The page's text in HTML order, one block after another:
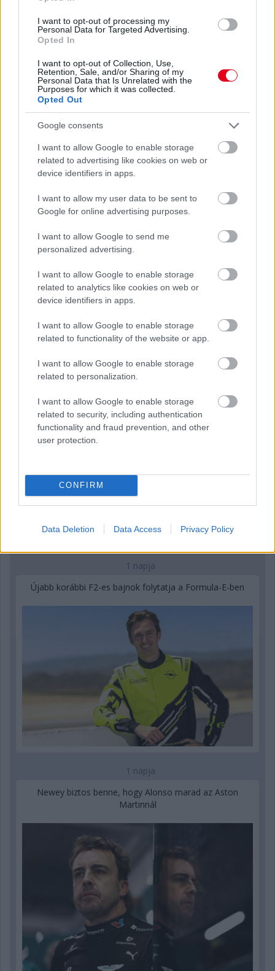
I want to opt-out of processing my
Personal Data for Targeted Advertising.
Opted In
I want to opt-out of Collection, Use,
Retention, Sale, and/or Sharing of my
Personal Data that Is Unrelated with the
Purposes for which it was collected.
Opted Out
Google consents
I want to allow Google to enable storage
related to advertising like cookies on web or
device identifiers in apps.
I want to allow my user data to be sent to
Google for online advertising purposes.
I want to allow Google to send me
personalized advertising.
I want to allow Google to enable storage
related to analytics like cookies on web or
device identifiers in apps.
I want to allow Google to enable storage
related to functionality of the website or app.
I want to allow Google to enable storage
related to personalization.
I want to allow Google to enable storage
related to security, including authentication
functionality and fraud prevention, and other
user protection.
CONFIRM
Data Deletion Data Access Privacy Policy
Megvan, mikor kezdődik az F1-es Bahreini Nagydíj
1 napja
Ilyen lehet a jövő F1-es szabályrendszere Domenicali
szerint
1 napja
Újabb korábbi F2-es bajnok folytatja a Formula-E-ben
1 napja
Newey biztos benne, hogy Alonso marad az Aston
Martinnál